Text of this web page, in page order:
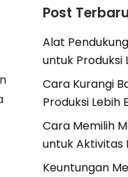
Post Terbaru
Alat
untuk Produksi
Cara Kurangi
Produksi Lebih
Cara Memilih
untuk Aktivitas
Keuntungan